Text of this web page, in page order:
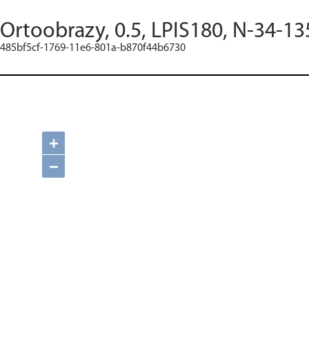
Ortoobrazy, 0.5, LPIS180, N-34-
485bf5cf-1769-11e6-801a-b870f44b6730
+
−